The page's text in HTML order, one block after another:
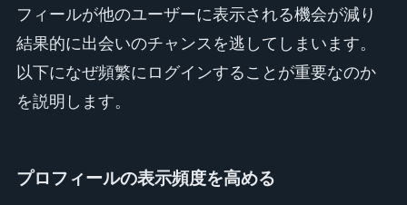
フィールが他のユーザーに表示される機会が減り
結果的に出会いのチャンスを逃してしまいます。
以下になぜ頻繁にログインすることが重要なのか
を説明します。
プロフィールの表示頻度を高める